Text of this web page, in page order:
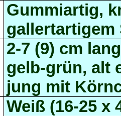
Gummiartig,
gallertartigem
2-7 (9) cm
gelb-grün, alt
jung mit
Weiß (16-25 x